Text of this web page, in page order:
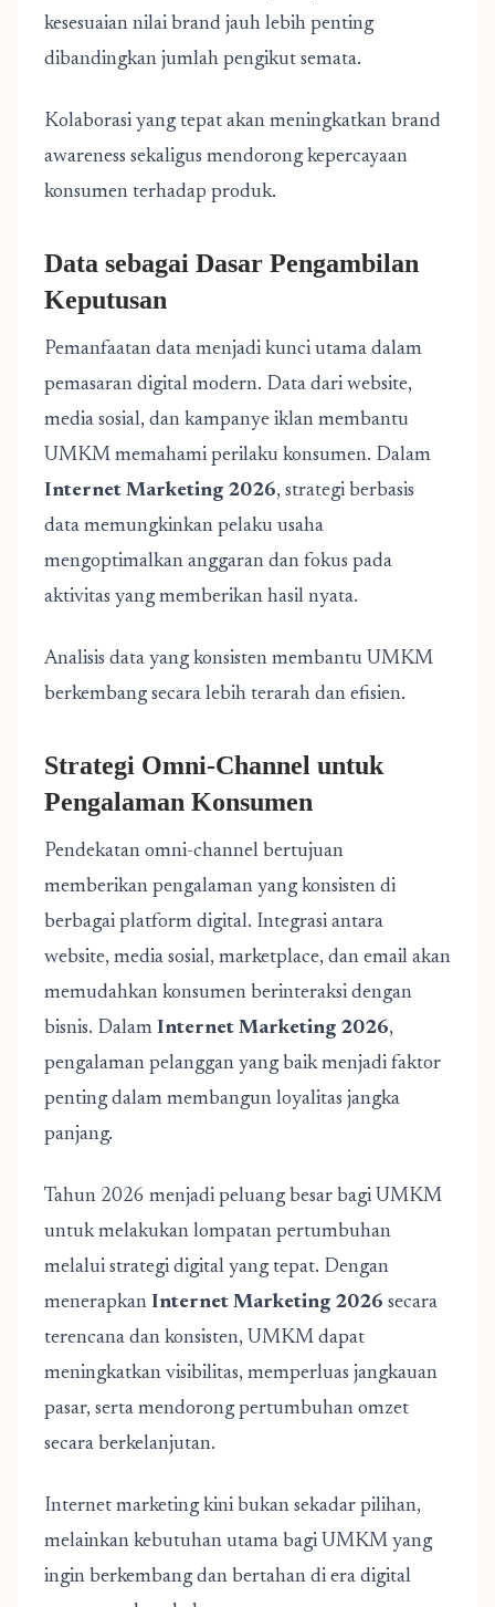
kesesuaian nilai brand jauh lebih penting
dibandingkan jumlah pengikut semata.
Kolaborasi yang tepat akan meningkatkan brand
awareness sekaligus mendorong kepercayaan
konsumen terhadap produk.
Data sebagai Dasar Pengambilan
Keputusan
Pemanfaatan data menjadi kunci utama dalam
pemasaran digital modern. Data dari website,
media sosial, dan kampanye iklan membantu
UMKM memahami perilaku konsumen. Dalam
Internet Marketing 2026, strategi berbasis
data memungkinkan pelaku usaha
mengoptimalkan anggaran dan fokus pada
aktivitas yang memberikan hasil nyata.
Analisis data yang konsisten membantu UMKM
berkembang secara lebih terarah dan efisien.
Strategi Omni-Channel untuk
Pengalaman Konsumen
Pendekatan omni-channel bertujuan
memberikan pengalaman yang konsisten di
berbagai platform digital. Integrasi antara
website, media sosial, marketplace, dan email akan
memudahkan konsumen berinteraksi dengan
bisnis. Dalam Internet Marketing 2026,
pengalaman pelanggan yang baik menjadi faktor
penting dalam membangun loyalitas jangka
panjang.
Tahun 2026 menjadi peluang besar bagi UMKM
untuk melakukan lompatan pertumbuhan
melalui strategi digital yang tepat. Dengan
menerapkan Internet Marketing 2026 secara
terencana dan konsisten, UMKM dapat
meningkatkan visibilitas, memperluas jangkauan
pasar, serta mendorong pertumbuhan omzet
secara berkelanjutan.
Internet marketing kini bukan sekadar pilihan,
melainkan kebutuhan utama bagi UMKM yang
ingin berkembang dan bertahan di era digital